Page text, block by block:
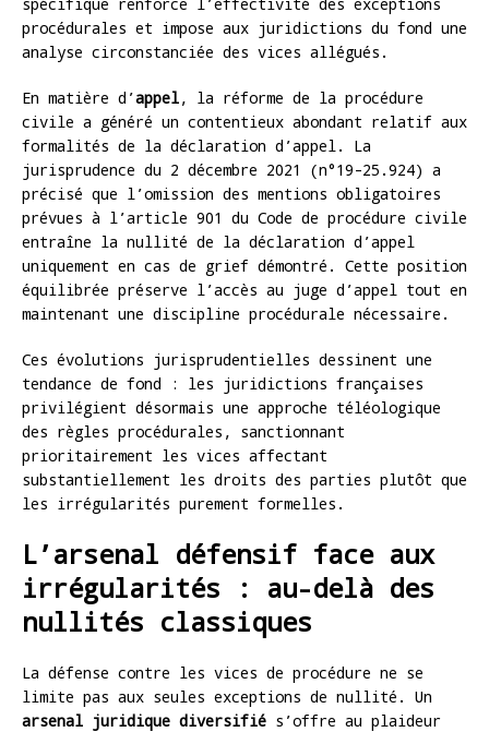
procédurales et impose aux juridictions du fond une
analyse circonstanciée des vices allégués.
En matière d’appel, la réforme de la procédure
civile a généré un contentieux abondant relatif aux
formalités de la déclaration d’appel. La
jurisprudence du 2 décembre 2021 (n°19-25.924) a
précisé que l’omission des mentions obligatoires
prévues à l’article 901 du Code de procédure civile
entraîne la nullité de la déclaration d’appel
uniquement en cas de grief démontré. Cette position
équilibrée préserve l’accès au juge d’appel tout en
maintenant une discipline procédurale nécessaire.
Ces évolutions jurisprudentielles dessinent une
tendance de fond : les juridictions françaises
privilégient désormais une approche téléologique
des règles procédurales, sanctionnant
prioritairement les vices affectant
substantiellement les droits des parties plutôt que
les irrégularités purement formelles.
L’arsenal défensif face aux
irrégularités : au-delà des
nullités classiques
La défense contre les vices de procédure ne se
limite pas aux seules exceptions de nullité. Un
arsenal juridique diversifié s’offre au plaideur